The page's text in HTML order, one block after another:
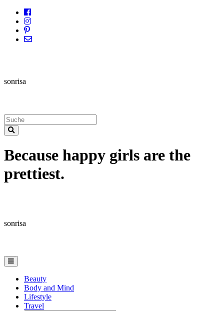
sonrisa
Because happy girls are the
prettiest.
sonrisa
Beauty
Body and Mind
Lifestyle
Travel